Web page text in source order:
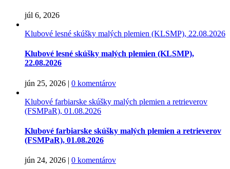
júl 6, 2026
Klubové lesné skúšky malých plemien (KLSMP), 22.08.2026
Klubové lesné skúšky malých plemien (KLSMP),
22.08.2026
jún 25, 2026 | 0 komentárov
Klubové farbiarske skúšky malých plemien a retrieverov
(FSMPaR), 01.08.2026
Klubové farbiarske skúšky malých plemien a retrieverov
(FSMPaR), 01.08.2026
jún 24, 2026 | 0 komentárov